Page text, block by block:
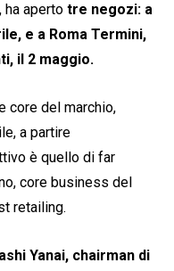
ha aperto tre negozi: a
e a Roma Termini,
il 2 maggio.
core del marchio,
a partire
è quello di far
core business del
retailing.
Yanai, chairman di